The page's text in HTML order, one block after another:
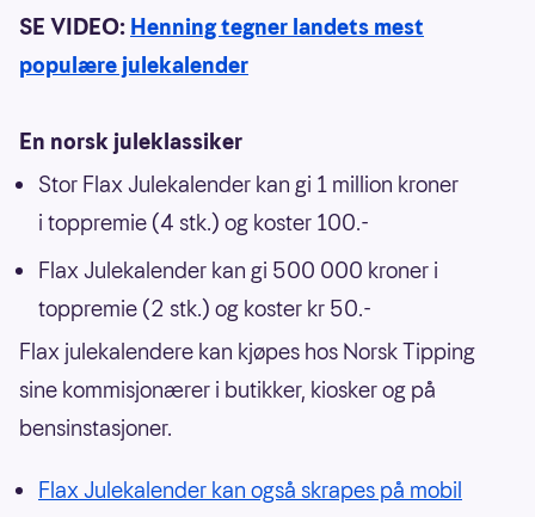
SE VIDEO: Henning tegner landets mest
populære julekalender
En norsk juleklassiker
Stor Flax Julekalender kan gi 1 million kroner
i toppremie (4 stk.) og koster 100.-
Flax Julekalender kan gi 500 000 kroner i
toppremie (2 stk.) og koster kr 50.-
Flax julekalendere kan kjøpes hos Norsk Tipping
sine kommisjonærer i butikker, kiosker og på
bensinstasjoner.
Flax Julekalender kan også skrapes på mobil